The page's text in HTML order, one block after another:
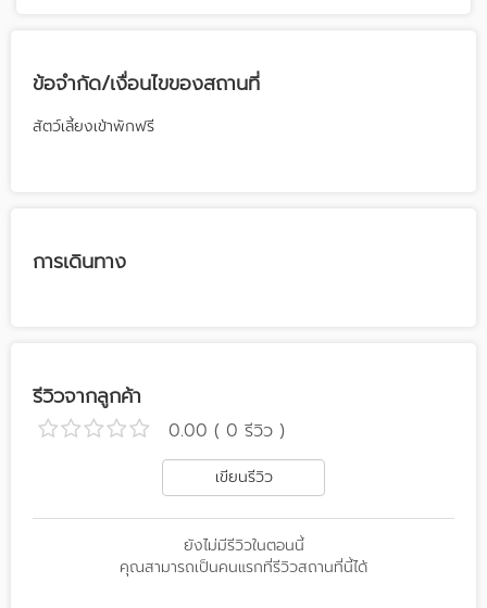
ข้อจำกัด/เงื่อนไขของสถานที่
สัตว์เลี้ยงเข้าพักฟรี
การเดินทาง
รีวิวจากลูกค้า
0.00 ( 0 รีวิว )
เขียนรีวิว
ยังไม่มีรีวิวในตอนนี้
คุณสามารถเป็นคนแรกที่รีวิวสถานที่นี้ได้